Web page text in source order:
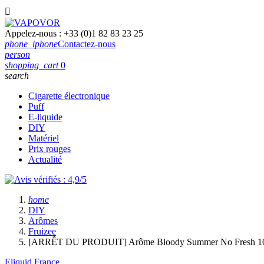

Appelez-nous : +33 (0)1 82 83 23 25
phone_iphoneContactez-nous
person
shopping_cart 0
search
Cigarette électronique
Puff
E-liquide
DIY
Matériel
Prix rouges
Actualité
home
DIY
Arômes
Fruizee
[ARRÊT DU PRODUIT] Arôme Bloody Summer No Fresh
Eliquid France